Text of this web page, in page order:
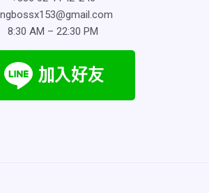
8:30 AM – 22:30 PM